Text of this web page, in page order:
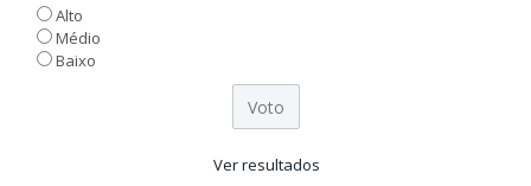
Alto
Médio
Baixo
Ver resultados